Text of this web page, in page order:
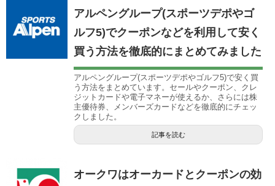
アルペングループ(スポーツデポやゴ
ルフ5)でクーポンなどを利用して安く
買う方法を徹底的にまとめてみました
アルペングループ(スポーツデポやゴルフ5)で安く買
う方法をまとめています。セールやクーポン、クレ
ジットカードや電子マネーが使えるか、さらには株
主優待券、メンバーズカードなどを徹底的にチェッ
クしました。
記事を読む
オークワはオーカードとクーポンの効